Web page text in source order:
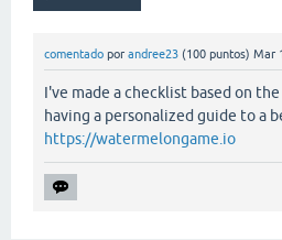
comentado por andree23 (100 puntos) Mar
I've made a checklist based on
having a personalized guide to a
https://watermelongame.io